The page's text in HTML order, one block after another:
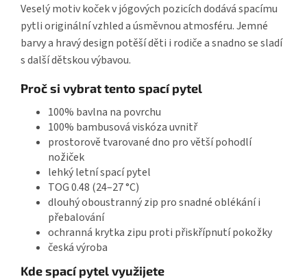
Veselý motiv koček v jógových pozicích dodává spacímu
pytli originální vzhled a úsměvnou atmosféru. Jemné
barvy a hravý design potěší děti i rodiče a snadno se sladí
s další dětskou výbavou.
Proč si vybrat tento spací pytel
100% bavlna na povrchu
100% bambusová viskóza uvnitř
prostorově tvarované dno pro větší pohodlí
nožiček
lehký letní spací pytel
TOG 0.48 (24–27 °C)
dlouhý oboustranný zip pro snadné oblékání i
přebalování
ochranná krytka zipu proti přiskřípnutí pokožky
česká výroba
Kde spací pytel využijete